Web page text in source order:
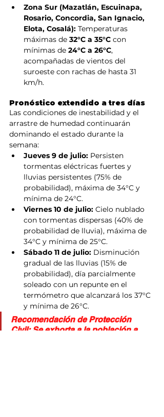
Zona Sur (Mazatlán, Escuinapa,
Rosario, Concordia, San Ignacio,
Elota, Cosalá): Temperaturas
máximas de 32°C a 35°C con
mínimas de 24°C a 26°C,
acompañadas de vientos del
suroeste con rachas de hasta 31
km/h.
Pronóstico extendido a tres días
Las condiciones de inestabilidad y el
arrastre de humedad continuarán
dominando el estado durante la
semana:
Jueves 9 de julio: Persisten
tormentas eléctricas fuertes y
lluvias persistentes (75% de
probabilidad), máxima de 34°C y
mínima de 24°C.
Viernes 10 de julio: Cielo nublado
con tormentas dispersas (40% de
probabilidad de lluvia), máxima de
34°C y mínima de 25°C.
Sábado 11 de julio: Disminución
gradual de las lluvias (15% de
probabilidad), día parcialmente
soleado con un repunte en el
termómetro que alcanzará los 37°C
y mínima de 26°C.
Recomendación de Protección
Civil: Se exhorta a la población a